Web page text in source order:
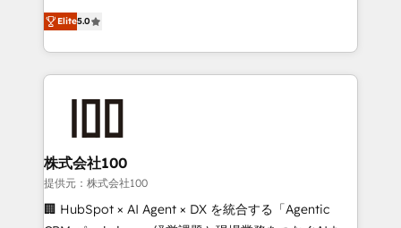
Certified Experts & Trainers across the team ★
1,500+ implementations across five continents ★ AI-
First, RevOps-led, Onboarding obsessed ★
Company of the Year 2024/25 INSIDEA helps
and build AI-powered workflows that drive adoption
from week one, in your time zone. What we do ➤
Onboarding: Live in weeks, with workflows built
around your business, not a template. ➤ Migration:
Move from any legacy CRM. Zero downtime, full data
Elite5.0
株式会社100
提供元：株式会社100
🏢 HubSpot × AI Agent × DX を統合する「Agentic